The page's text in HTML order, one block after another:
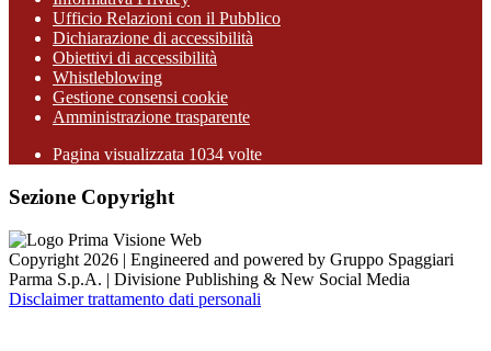
Ufficio Relazioni con il Pubblico
Dichiarazione di accessibilità
Obiettivi di accessibilità
Whistleblowing
Gestione consensi cookie
Amministrazione trasparente
Pagina visualizzata 1034 volte
Sezione Copyright
Copyright 2026 | Engineered and powered by Gruppo Spaggiari
Parma S.p.A. | Divisione Publishing & New Social Media
Disclaimer trattamento dati personali